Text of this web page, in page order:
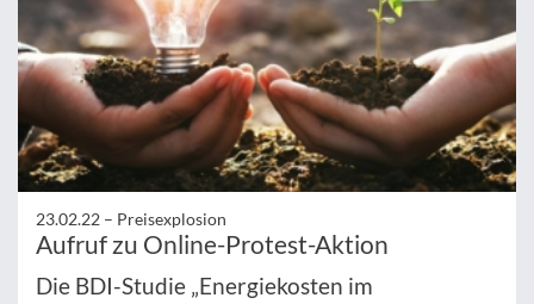
23.02.22 – Preisexplosion
Aufruf zu Online-Protest-Aktion
Die BDI-Studie „Energiekosten im